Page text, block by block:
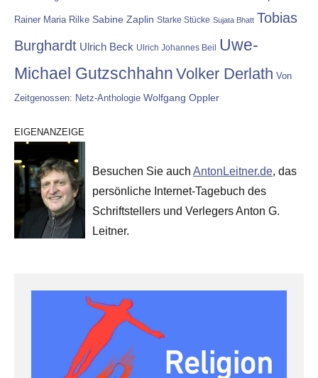
Rainer Maria Rilke Sabine Zaplin Starke Stücke Sujata Bhatt Tobias
Burghardt Ulrich Beck Ulrich Johannes Beil Uwe-
Michael Gutzschhahn Volker Derlath Von
Zeitgenossen: Netz-Anthologie Wolfgang Oppler
EIGENANZEIGE
Besuchen Sie auch AntonLeitner.de, das
persönliche Internet-Tagebuch des
Schriftstellers und Verlegers Anton G.
Leitner.